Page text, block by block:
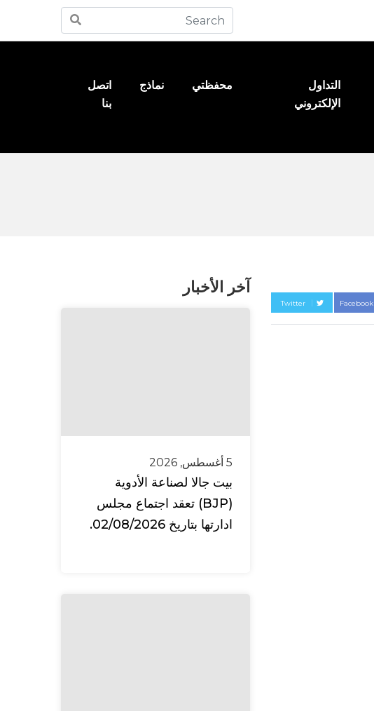
التداول
الإلكتروني
محفظتي نماذج
اتصل
بنا
Twitter Facebook
آخر الأخبار
5 أغسطس, 2026
بيت جالا لصناعة الأدوية
(BJP) تعقد اجتماع مجلس
ادارتها بتاريخ 02/08/2026.